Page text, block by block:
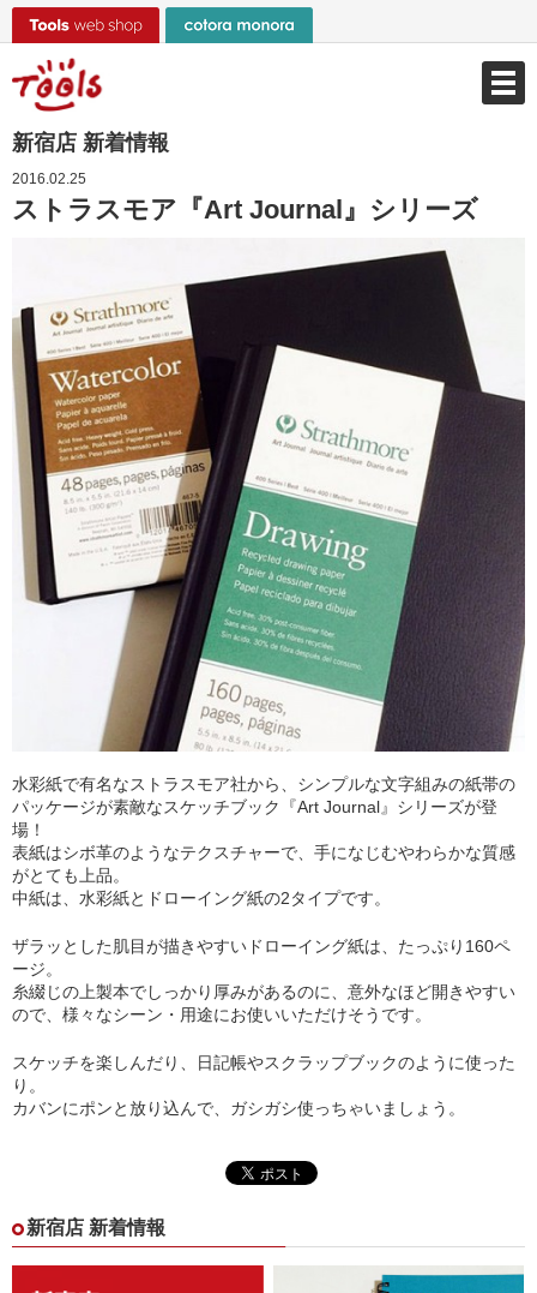
新宿店 新着情報
2016.02.25
ストラスモア『Art Journal』シリーズ
水彩紙で有名なストラスモア社から、シンプルな文字組みの紙帯の
パッケージが素敵なスケッチブック『Art Journal』シリーズが登
場！
表紙はシボ革のようなテクスチャーで、手になじむやわらかな質感
がとても上品。
中紙は、水彩紙とドローイング紙の2タイプです。
ザラッとした肌目が描きやすいドローイング紙は、たっぷり160ペ
ージ。
糸綴じの上製本でしっかり厚みがあるのに、意外なほど開きやすい
ので、様々なシーン・用途にお使いいただけそうです。
スケッチを楽しんだり、日記帳やスクラップブックのように使った
り。
カバンにポンと放り込んで、ガシガシ使っちゃいましょう。
新宿店 新着情報